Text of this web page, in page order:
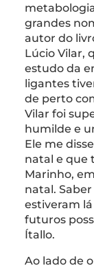
grandes
autor do
Lúcio Vilar,
estudo da
ligantes
de perto
Vilar foi
humilde e
Ele me
natal e que
Marinho,
natal.
estiveram
futuros
Ítallo.
Ao lado de